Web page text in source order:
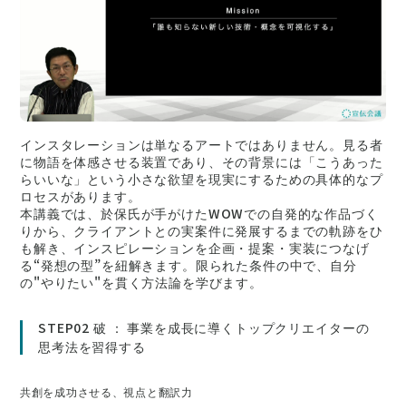
インスタレーションは単なるアートではありません。見る者
に物語を体感させる装置であり、その背景には「こうあった
らいいな」という小さな欲望を現実にするための具体的なプ
ロセスがあります。
本講義では、於保氏が手がけたWOWでの自発的な作品づく
りから、クライアントとの実案件に発展するまでの軌跡をひ
も解き、インスピレーションを企画・提案・実装につなげ
る“発想の型”を紐解きます。限られた条件の中で、自分
の"やりたい"を貫く方法論を学びます。
STEP02 破 ： 事業を成長に導くトップクリエイターの
思考法を習得する
共創を成功させる、視点と翻訳力